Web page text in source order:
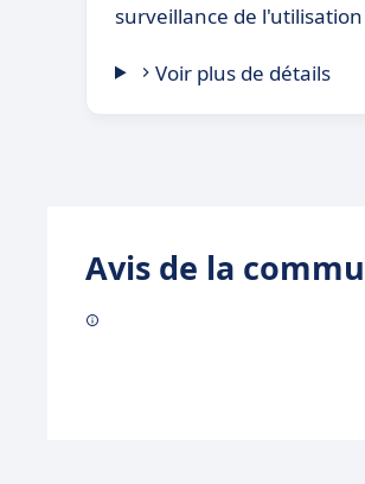
surveillance de
Voir plus de détails
Avis de la